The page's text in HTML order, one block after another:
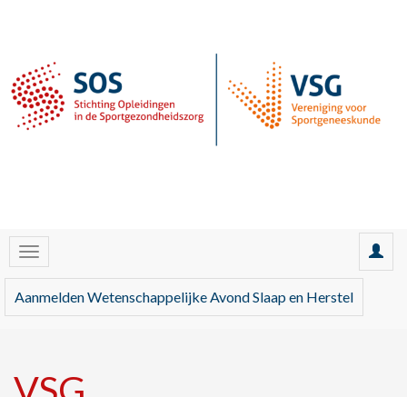
Aanmelden Wetenschappelijke Avond Slaap en Herstel